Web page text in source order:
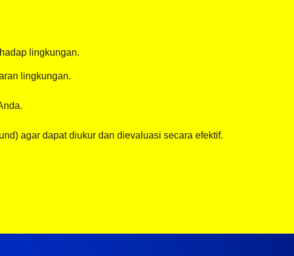
lingkungan.
lingkungan.
agar dapat diukur dan dievaluasi secara efektif.